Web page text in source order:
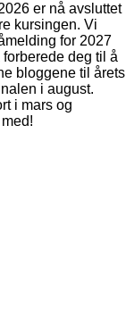
er nå avsluttet
kursingen. Vi
for 2027
forberede deg til å
bloggene til årets
i august.
i mars og